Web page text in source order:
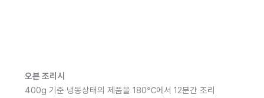
오븐 조리시
400g 기준 냉동상태의 제품을 180℃에서 12분간 조리